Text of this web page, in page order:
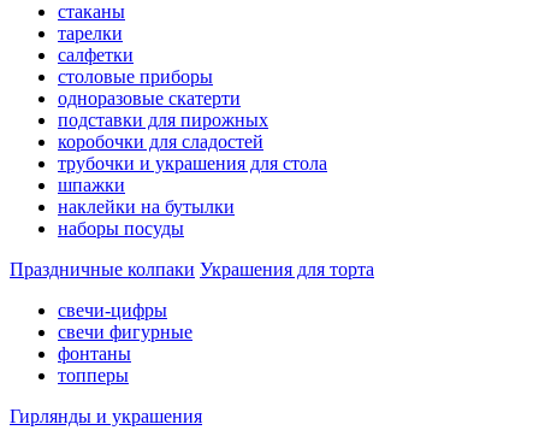
стаканы
тарелки
салфетки
столовые приборы
одноразовые скатерти
подставки для пирожных
коробочки для сладостей
трубочки и украшения для стола
шпажки
наклейки на бутылки
наборы посуды
Праздничные колпаки Украшения для торта
свечи-цифры
свечи фигурные
фонтаны
топперы
Гирлянды и украшения